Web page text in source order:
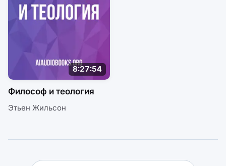
8:27:54
Философ и теология
Этьен Жильсон